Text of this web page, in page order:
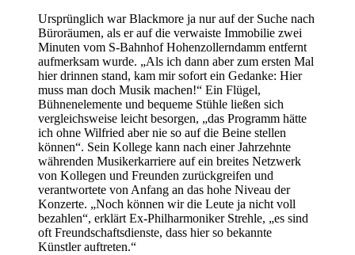
Ursprünglich war Blackmore ja nur auf der Suche nach
Büroräumen, als er auf die verwaiste Immobilie zwei
Minuten vom S-Bahnhof Hohenzollerndamm entfernt
aufmerksam wurde. „Als ich dann aber zum ersten Mal
hier drinnen stand, kam mir sofort ein Gedanke: Hier
muss man doch Musik machen!“ Ein Flügel,
Bühnenelemente und bequeme Stühle ließen sich
vergleichsweise leicht besorgen, „das Programm hätte
ich ohne Wilfried aber nie so auf die Beine stellen
können“. Sein Kollege kann nach einer Jahrzehnte
währenden Musikerkarriere auf ein breites Netzwerk
von Kollegen und Freunden zurückgreifen und
verantwortete von Anfang an das hohe Niveau der
Konzerte. „Noch können wir die Leute ja nicht voll
bezahlen“, erklärt Ex-Philharmoniker Strehle, „es sind
oft Freundschaftsdienste, dass hier so bekannte
Künstler auftreten.“